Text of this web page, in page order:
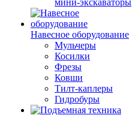
мини-экскаваторы
Навесное оборудование
Мульчеры
Косилки
Фрезы
Ковши
Тилт-каплеры
Гидробуры